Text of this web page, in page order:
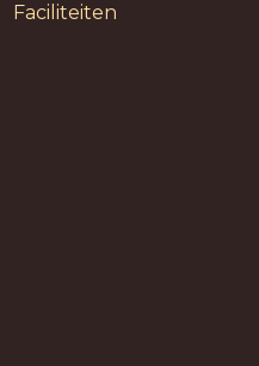
Faciliteiten